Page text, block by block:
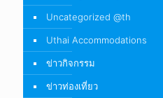
Uncategorized @th
Uthai Accommodations
ข่าวกิจกรรม
ข่าวท่องเที่ยว